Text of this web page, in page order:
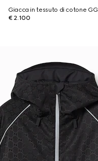
Giacca in tessuto di cotone GG
€ 2.100